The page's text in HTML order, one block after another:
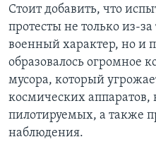
Стоит добавить, что
протесты не только из-
военный характер, но и
образовалось огромное
мусора, который
космических аппаратов,
пилотируемых, а также
наблюдения.